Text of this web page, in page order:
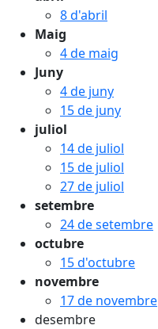
8 d'abril
Maig
4 de maig
Juny
4 de juny
15 de juny
juliol
14 de juliol
15 de juliol
27 de juliol
setembre
24 de setembre
octubre
15 d'octubre
novembre
17 de novembre
desembre